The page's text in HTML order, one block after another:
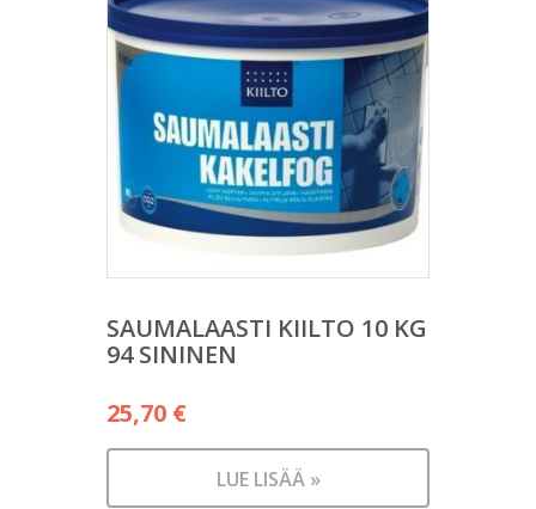
SAUMALAASTI KIILTO 10 KG
94 SININEN
25,70 €
LUE LISÄÄ »